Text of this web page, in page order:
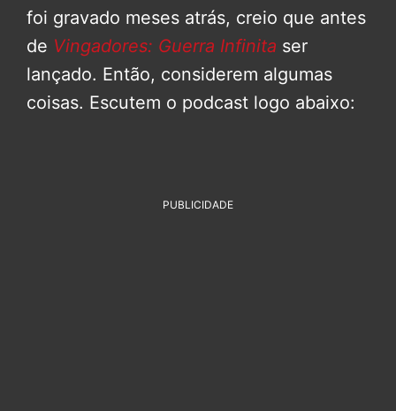
foi gravado meses atrás, creio que antes
de Vingadores: Guerra Infinita ser
lançado. Então, considerem algumas
coisas. Escutem o podcast logo abaixo:
PUBLICIDADE